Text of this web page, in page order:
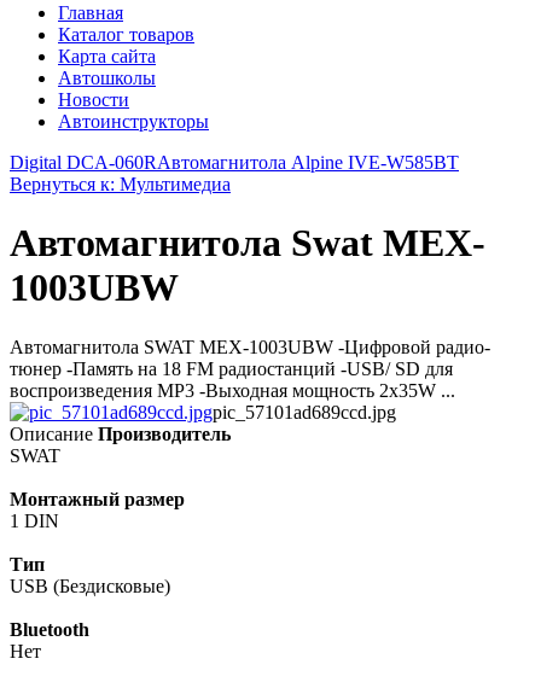
Главная
Каталог товаров
Карта сайта
Автошколы
Новости
Автоинструкторы
Digital DCA-060RАвтомагнитола Alpine IVE-W585BT
Вернуться к: Мультимедиа
Автомагнитола Swat MEX-
1003UBW
Автомагнитола SWAT MEX-1003UBW -Цифровой радио-
тюнер -Память на 18 FM радиостанций -USB/ SD для
воспроизведения MP3 -Выходная мощность 2х35W ...
pic_57101ad689ccd.jpg
Описание Производитель
SWAT
Монтажный размер
1 DIN
Тип
USB (Бездисковые)
Bluetooth
Нет